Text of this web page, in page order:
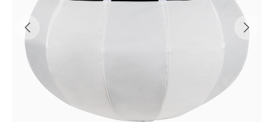
Captur till Fujifilm
Så långt lagret
räcker!
Canon Mount
Adapter EF-